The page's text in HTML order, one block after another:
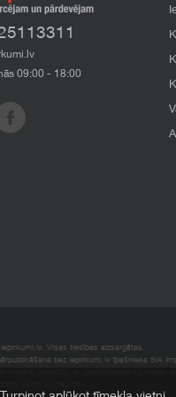
09:00 - 18:00
Visas tiesības aizsargātas.
bez iepirkumi.lv īpašnieka SIA